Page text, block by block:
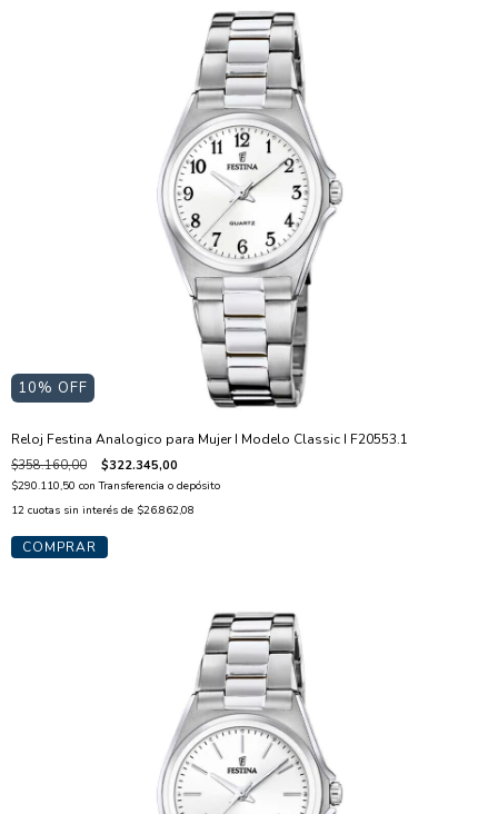
10% OFF
Reloj Festina Analogico para Mujer I Modelo Classic I F20553.1
$358.160,00 $322.345,00
$290.110,50 con Transferencia o depósito
12 cuotas sin interés de $26.862,08